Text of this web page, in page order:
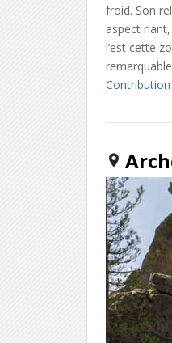
froid. Son
aspect
l’est cette
Contribution